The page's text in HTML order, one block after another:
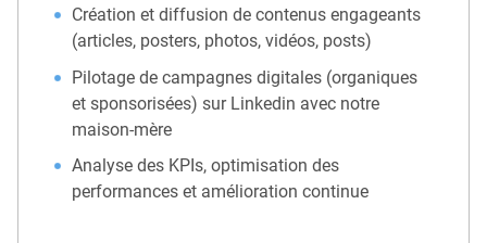
Création et diffusion de contenus engageants
(articles, posters, photos, vidéos, posts)
Pilotage de campagnes digitales (organiques
et sponsorisées) sur Linkedin avec notre
maison-mère
Analyse des KPIs, optimisation des
performances et amélioration continue